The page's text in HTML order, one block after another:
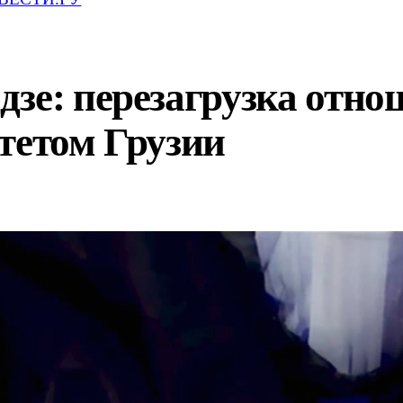
перезагрузка
Грузии